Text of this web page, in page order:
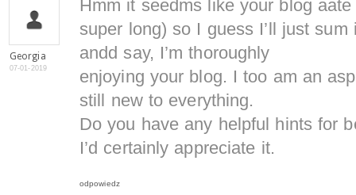
Georgia
07-01-2019
Hmm it seedms like your blog
super long) so I guess I’ll just
andd say, I’m thoroughly
enjoying your blog. I too am an
still new to everything.
Do you have any helpful hints for
I’d certainly appreciate it.
odpowiedz